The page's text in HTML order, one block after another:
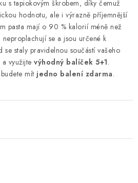
s tapiokovým škrobem, díky čemuž
hodnotu, ale i výrazně příjemnější
pasta mají o 90 % kalorií méně než
se a jsou určené k
se staly pravidelnou součástí vašeho
využijte výhodný balíček 5+1.
mít jedno balení zdarma.